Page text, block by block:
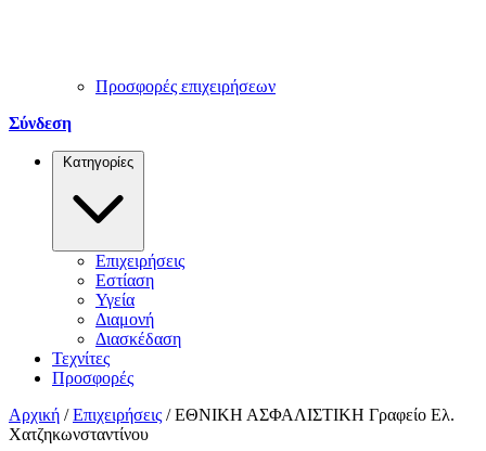
Προσφορές επιχειρήσεων
Σύνδεση
Κατηγορίες
Επιχειρήσεις
Εστίαση
Υγεία
Διαμονή
Διασκέδαση
Τεχνίτες
Προσφορές
Αρχική / Επιχειρήσεις / ΕΘΝΙΚΗ ΑΣΦΑΛΙΣΤΙΚΗ Γραφείο Ελ.
Χατζηκωνσταντίνου